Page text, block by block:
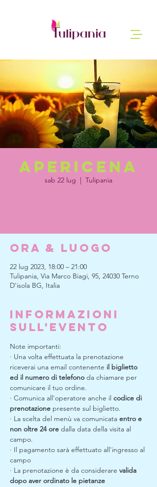
Apericena
sab 22 lug
  |
Tulipania
Ora & Luogo
22 lug 2023, 18:00 – 21:00
Tulipania, Via Marco Biagi, 95, 24030 Terno
D'isola BG, Italia
Informazioni
sull'evento
Note importanti:
· Una volta effettuata la prenotazione
riceverai una email contenente il biglietto
ed il numero di telefono da chiamare per
comunicare il tuo ordine.
· Comunica all'operatore anche il codice di
prenotazione presente sul biglietto.
· La scelta del menù va comunicata entro e
non oltre 24 ore dalla data della visita al
campo.
· Il pagamento sarà effettuato all'ingresso al
campo
· La prenotazione è da considerare valida
dopo aver ordinato le pietanze